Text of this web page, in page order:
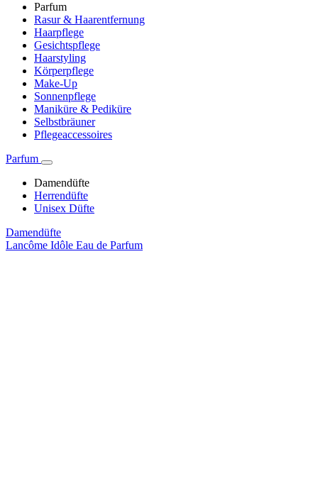
Parfum
Rasur & Haarentfernung
Haarpflege
Gesichtspflege
Haarstyling
Körperpflege
Make-Up
Sonnenpflege
Maniküre & Pediküre
Selbstbräuner
Pflegeaccessoires
Parfum
Damendüfte
Herrendüfte
Unisex Düfte
Damendüfte
Lancôme Idôle Eau de Parfum